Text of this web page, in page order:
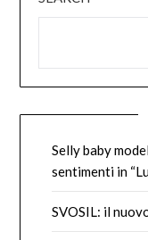
Selly baby
sentimenti in
SVOSIL: il